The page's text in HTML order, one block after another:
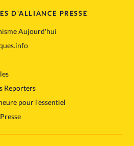
D'ALLIANCE PRESSE
Aujourd'hui
Reporters
pour l'essentiel